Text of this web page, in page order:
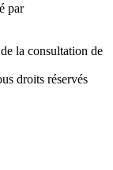
par
la consultation de
droits réservés